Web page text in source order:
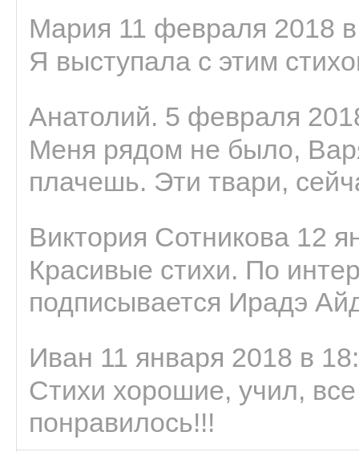
Мария 11 февраля 2018
Я выступала с этим
Анатолий. 5 февраля
Меня рядом не было,
плачешь. Эти твари,
Виктория Сотникова 12
Красивые стихи. По
подписывается Ирадэ
Иван 11 января 2018 в
Стихи хорошие, учил,
понравилось!!!